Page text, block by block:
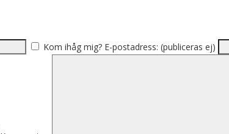
Kom ihåg mig? E-postadress: (publiceras ej)